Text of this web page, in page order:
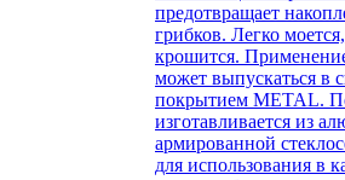
предотвращает
грибков. Легко
крошится.
может выпускаться в
покрытием METAL.
изготавливается из
армированной
для использования в